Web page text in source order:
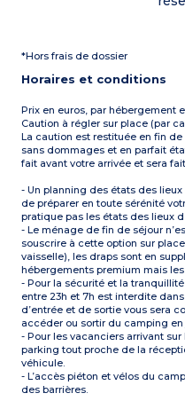
simples jumeaux (80 cm)
lavabo
Terrasse couverte et
avec salon de jardin, deux
transats
Capacité max. 6
personnes, bébé inclus
*Hors frais de dossier
Horaires et conditions
Prix en euros, par hébergement
Caution à régler sur place (par
La caution est restituée en fin
sans dommages et en parfait
fait avant votre arrivée et sera
- Un planning des états des
de préparer en toute sérénité
pratique pas les états des lieux
- Le ménage de fin de séjour
souscrire à cette option sur
vaisselle), les draps sont en
hébergements premium mais
- Pour la sécurité et la
entre 23h et 7h est interdite
d’entrée et de sortie vous sera
accéder ou sortir du camping en
- Pour les vacanciers arrivant
parking tout proche de la
véhicule.
- L’accès piéton et vélos du
des barrières.